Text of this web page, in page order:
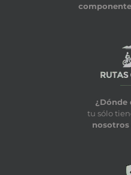
¿Dónde
tu sólo
nosotros